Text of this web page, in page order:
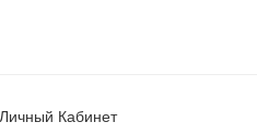
Личный Кабинет